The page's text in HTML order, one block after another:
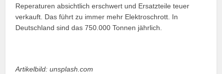
Reperaturen absichtlich erschwert und Ersatzteile teuer
verkauft. Das führt zu immer mehr Elektroschrott. In
Deutschland sind das 750.000 Tonnen jährlich.
Artikelbild: unsplash.com